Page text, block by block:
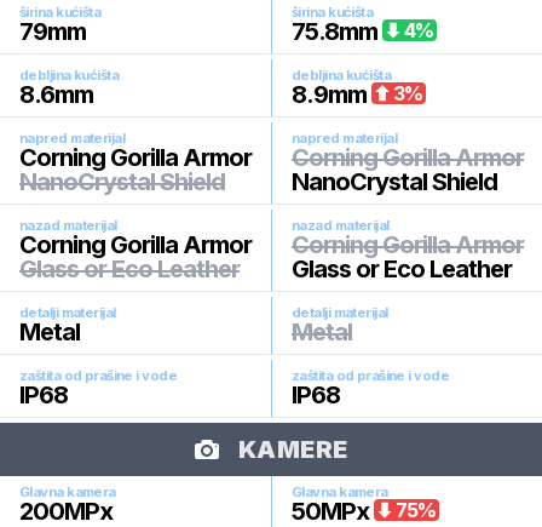
širina kućišta
79mm
širina kućišta
75.8mm 4%
debljina kućišta
8.6mm
debljina kućišta
8.9mm 3%
napred materijal
Corning Gorilla Armor
NanoCrystal Shield
napred materijal
Corning Gorilla Armor
NanoCrystal Shield
nazad materijal
Corning Gorilla Armor
Glass or Eco Leather
nazad materijal
Corning Gorilla Armor
Glass or Eco Leather
detalji materijal
Metal
detalji materijal
Metal
zaštita od prašine i vode
IP68
zaštita od prašine i vode
IP68
KAMERE
Glavna kamera
200MPx
Glavna kamera
50MPx 75%